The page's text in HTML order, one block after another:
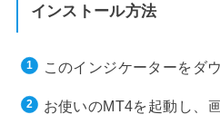
インストール方法
このインジケーターをダ
お使いのMT4を起動し、